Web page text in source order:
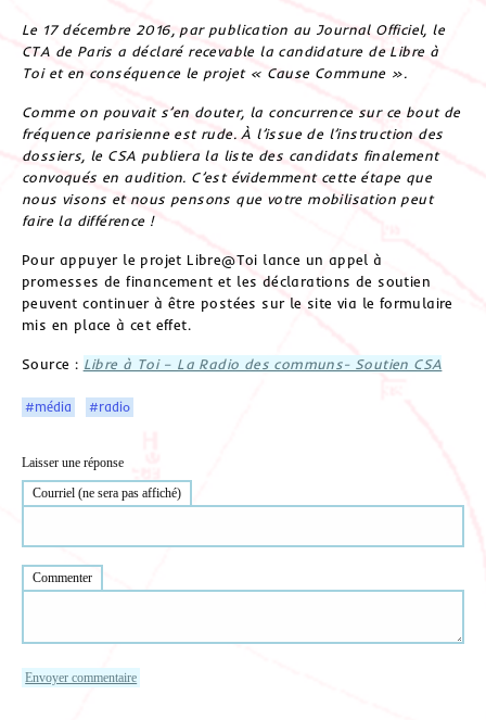
Le 17 décembre 2016, par publication au Journal Officiel, le
CTA de Paris a déclaré recevable la candidature de Libre à
Toi et en conséquence le projet « Cause Commune ».
Comme on pouvait s’en douter, la concurrence sur ce bout de
fréquence parisienne est rude. À l’issue de l’instruction des
dossiers, le CSA publiera la liste des candidats finalement
convoqués en audition. C’est évidemment cette étape que
nous visons et nous pensons que votre mobilisation peut
faire la différence !
Pour appuyer le projet Libre@Toi lance un appel à
promesses de financement et les déclarations de soutien
peuvent continuer à être postées sur le site via le formulaire
mis en place à cet effet.
Source : Libre à Toi – La Radio des communs- Soutien CSA
#média #radio
Laisser une réponse
Courriel (ne sera pas affiché)
Commenter